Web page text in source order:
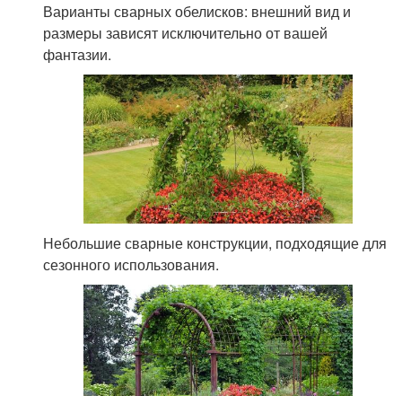
Варианты сварных обелисков: внешний вид и
размеры зависят исключительно от вашей
фантазии.
Небольшие сварные конструкции, подходящие для
сезонного использования.